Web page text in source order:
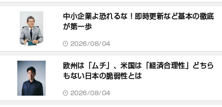
中小企業よ恐れるな！即時更新など基本の徹底
が第一歩
2026/08/04
欧州は「ムチ」、米国は「経済合理性」どちら
もない日本の脆弱性とは
2026/08/04